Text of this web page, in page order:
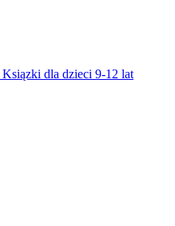
Ksiązki dla dzieci 9-12 lat